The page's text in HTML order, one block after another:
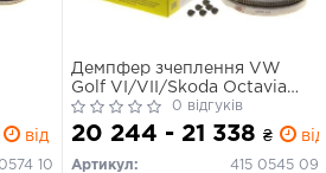
від 0 дн.
10
Демпфер зчеплення VW
Golf VI/VII/Skoda Octavia
II/III 1.6TDI 09-
(66/77/81/85kw) (DSG7-0AM
/ 0CW DQ200)
0 відгуків
20 244 - 21 338 ₴
Артикул:
415 0545 09